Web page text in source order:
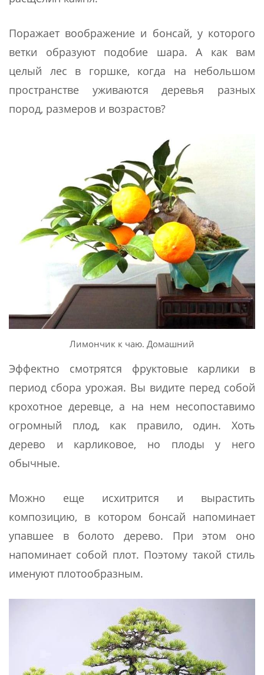
Поражает воображение и бонсай, у которого
ветки образуют подобие шара. А как вам
целый лес в горшке, когда на небольшом
пространстве уживаются деревья разных
пород, размеров и возрастов?
Лимончик к чаю. Домашний
Эффектно смотрятся фруктовые карлики в
период сбора урожая. Вы видите перед собой
крохотное деревце, а на нем несопоставимо
огромный плод, как правило, один. Хоть
дерево и карликовое, но плоды у него
обычные.
Можно еще исхитрится и вырастить
композицию, в котором бонсай напоминает
упавшее в болото дерево. При этом оно
напоминает собой плот. Поэтому такой стиль
именуют плотообразным.